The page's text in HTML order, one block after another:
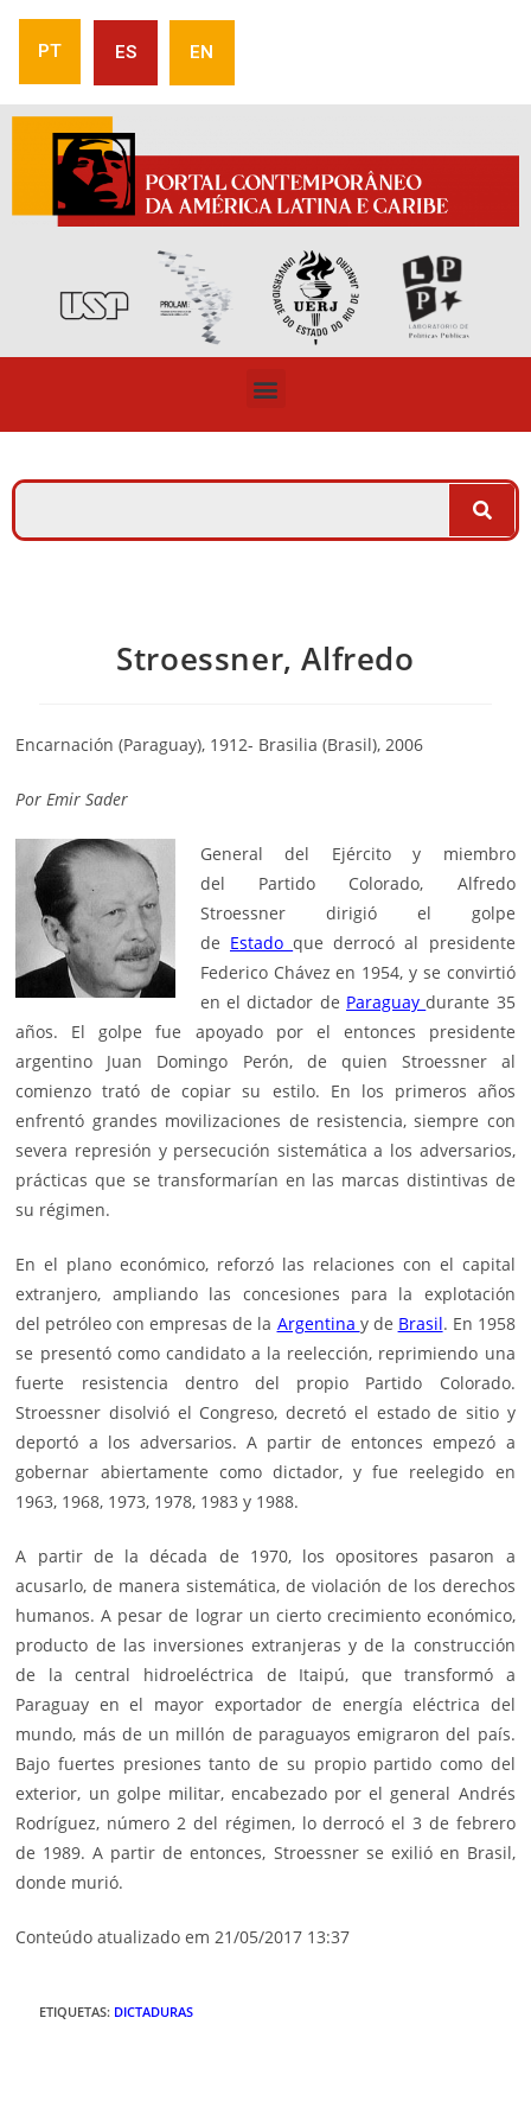
PT ES EN
Stroessner, Alfredo
Encarnación (Paraguay), 1912- Brasilia (Brasil), 2006
PorEmir Sader
General del Ejército y miembro
del Partido Colorado, Alfredo
Stroessner dirigió el golpe
de Estadoque derrocó al presidente
Federico Chávez en 1954, y se convirtió
en el dictador de Paraguaydurante 35
años. El golpe fue apoyado por el entonces presidente
argentino Juan Domingo Perón, de quien Stroessner al
comienzo trató de copiar su estilo. En los primeros años
enfrentó grandes movilizaciones de resistencia, siempre con
severa represión y persecución sistemática a los adversarios,
prácticas que se transformarían en las marcas distintivas de
su régimen.
En el plano económico, reforzó las relaciones con el capital
extranjero, ampliando las concesiones para la explotación
del petróleo con empresas de la Argentina y de Brasil. En 1958
se presentó como candidato a la reelección, reprimiendo una
fuerte resistencia dentro del propio Partido Colorado.
Stroessner disolvió el Congreso, decretó el estado de sitio y
deportó a los adversarios. A partir de entonces empezó a
gobernar abiertamente como dictador, y fue reelegido en
1963, 1968, 1973, 1978, 1983 y 1988.
A partir de la década de 1970, los opositores pasaron a
acusarlo, de manera sistemática, de violación de los derechos
humanos. A pesar de lograr un cierto crecimiento económico,
producto de las inversiones extranjeras y de la construcción
de la central hidroeléctrica de Itaipú, que transformó a
Paraguay en el mayor exportador de energía eléctrica del
mundo, más de un millón de paraguayos emigraron del país.
Bajo fuertes presiones tanto de su propio partido como del
exterior, un golpe militar, encabezado por el general Andrés
Rodríguez, número 2 del régimen, lo derrocó el 3 de febrero
de 1989. A partir de entonces, Stroessner se exilió en Brasil,
donde murió.
Conteúdo atualizado em 21/05/2017 13:37
ETIQUETAS: DICTADURAS